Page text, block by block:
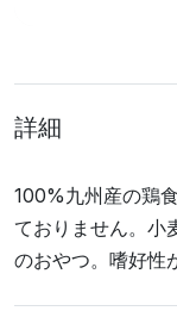
詳細
100%九州産の鶏
ておりません。小
のおやつ。嗜好性